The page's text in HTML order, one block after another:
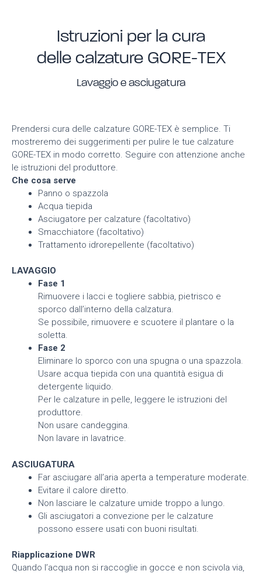
Istruzioni per la cura
delle calzature GORE-TEX
Lavaggio e asciugatura
Prendersi cura delle calzature GORE-TEX è semplice. Ti
mostreremo dei suggerimenti per pulire le tue calzature
GORE-TEX in modo corretto. Seguire con attenzione anche
le istruzioni del produttore.
Che cosa serve
Panno o spazzola
Acqua tiepida
Asciugatore per calzature (facoltativo)
Smacchiatore (facoltativo)
Trattamento idrorepellente (facoltativo)
LAVAGGIO
Fase 1
Rimuovere i lacci e togliere sabbia, pietrisco e
sporco dall’interno della calzatura.
Se possibile, rimuovere e scuotere il plantare o la
soletta.
Fase 2
Eliminare lo sporco con una spugna o una spazzola.
Usare acqua tiepida con una quantità esigua di
detergente liquido.
Per le calzature in pelle, leggere le istruzioni del
produttore.
Non usare candeggina.
Non lavare in lavatrice.
ASCIUGATURA
Far asciugare all’aria aperta a temperature moderate.
Evitare il calore diretto.
Non lasciare le calzature umide troppo a lungo.
Gli asciugatori a convezione per le calzature
possono essere usati con buoni risultati.
Riapplicazione DWR
Quando l’acqua non si raccoglie in gocce e non scivola via,